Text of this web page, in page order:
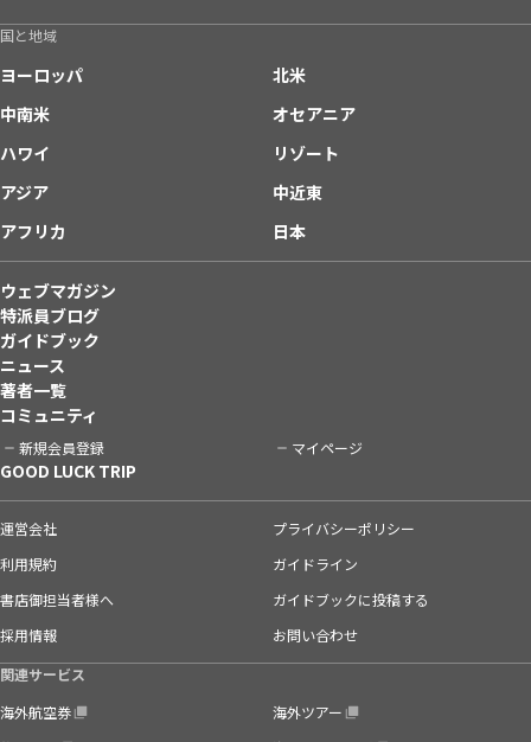
国と地域
ヨーロッパ
北米
中南米
オセアニア
ハワイ
リゾート
アジア
中近東
アフリカ
日本
ウェブマガジン
特派員ブログ
ガイドブック
ニュース
著者一覧
コミュニティ
新規会員登録 マイページ
GOOD LUCK TRIP
運営会社
プライバシーポリシー
利用規約
ガイドライン
書店御担当者様へ
ガイドブックに投稿する
採用情報
お問い合わせ
関連サービス
海外航空券
海外ツアー